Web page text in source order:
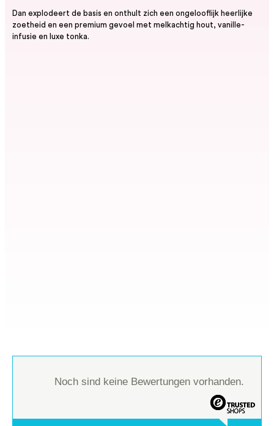
Dan explodeert de basis en onthult zich een ongelooflijk heerlijke
zoetheid en een premium gevoel met melkachtig hout, vanille-
infusie en luxe tonka.
Noch sind keine Bewertungen vorhanden.